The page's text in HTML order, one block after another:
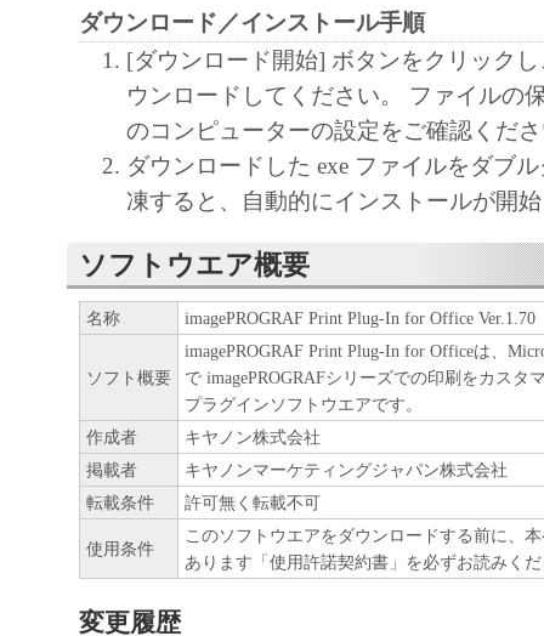
ェットプリンタ（以下「プリンタ」と言い
たはネットワークを通じ接続される複数の
それぞれにおいて使用（「使用」とは、「
ア」をコンピュータの記憶媒体上にインス
と、またはコンピュータにおいて表示する
すること、読み出すこと、もしくは実行す
た、お客様が「プリンタ」を使用すること
様のイントラネット内のユーザ（以下「指
います）に、本契約の条件の下で、「許諾
を使用させることができます。その場合、
かる「指定ユーザ」を本契約の条件に従わ
き、すべての責任を負っていただくものと
(2) お客様は、再使用許諾、譲渡、頒布、
により、第三者に「本ソフトウエア」を使
させることはできません。
(3) お客様は、「本ソフトウエア」の全部
ダウンロード／インストール手順
[ダウンロード開始] ボタンをクリック
ウンロードしてください。 ファイルの
のコンピューターの設定をご確認くだ
ダウンロードした exe ファイルをダブ
凍すると、自動的にインストールが開
ソフトウエア概要
名称 imagePROGRAF Print Plug-In for Office Ver.1.70
ソフト概要
imagePROGRAF Print Plug-In for Officeは、
で imagePROGRAFシリーズでの印刷をカスタ
プラグインソフトウエアです。
作成者
キヤノン株式会社
掲載者
キヤノンマーケティングジャパン株式会社
転載条件
許可無く転載不可
使用条件
このソフトウエアをダウンロードする前に、
あります「使用許諾契約書」を必ずお読みく
変更履歴